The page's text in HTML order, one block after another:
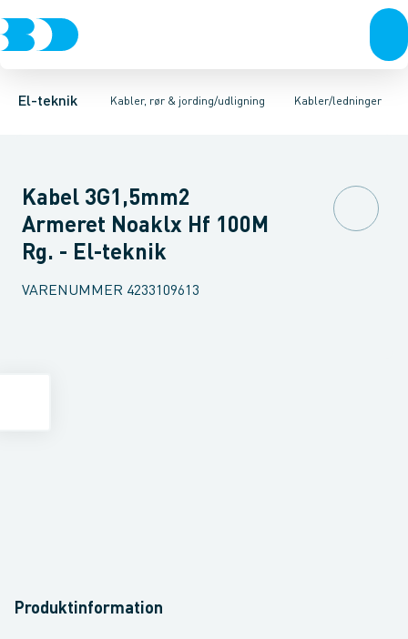
El-teknik Kabler, rør & jording/udligning
Afbrydere, stikkontakter & lampeudtag Forgreningsmateriel
Kabler/ledninger
Kabler/ledningerInstallationsrør/kabelbeskyttelsesrør
Kobber kabler Aluminiums kablerKabel til fast installation
Kabel 3G1,5mm2
Armeret Noaklx Hf 100M
Rg. - El-teknik
VARENUMMER 4233109613
Produktinformation